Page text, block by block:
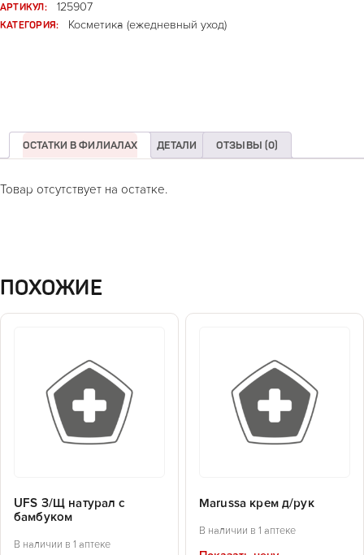
АРТИКУЛ:
125907
КАТЕГОРИЯ:
Косметика (ежедневный уход)
ОСТАТКИ В ФИЛИАЛАХ ДЕТАЛИ ОТЗЫВЫ (0)
Товар отсутствует на остатке.
ПОХОЖИЕ
UFS З/Щ натурал с
бамбуком
В наличии в 1 аптеке
Marussa крем д/рук
В наличии в 1 аптеке